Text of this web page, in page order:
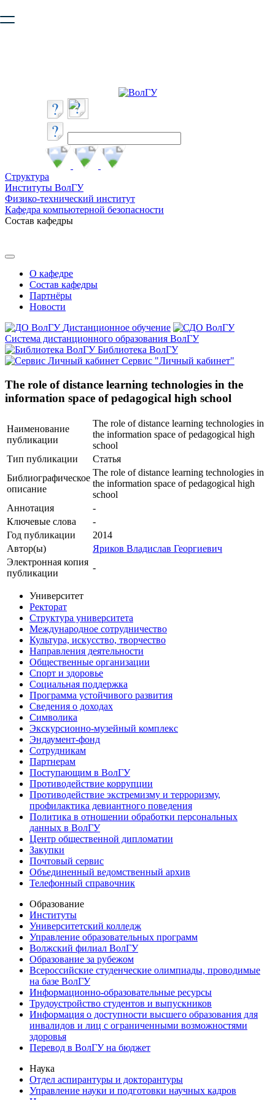
безопасную работу с сайтом. Пожалуйста
Структура
Институты ВолГУ
Физико-технический институт
Кафедра компьютерной безопасности
Состав кафедры
О кафедре
Состав кафедры
Партнёры
Новости
Дистанционное обучение
Система дистанционного образования ВолГУ
Библиотека ВолГУ
Сервис "Личный кабинет"
The role of distance learning technologies in the
information space of pedagogical high school
Наименование
публикации
The role of distance learning technologies in
the information space of pedagogical high
school
Тип публикации
Статья
Библиографическое
описание
The role of distance learning technologies in
the information space of pedagogical high
school
Аннотация
-
Ключевые cлова
-
Год публикации
2014
Автор(ы)
Яриков Владислав Георгиевич
Электронная копия
публикации
-
Университет
Ректорат
Структура университета
Международное сотрудничество
Культура, искусство, творчество
Направления деятельности
Общественные организации
Спорт и здоровье
Социальная поддержка
Программа устойчивого развития
Сведения о доходах
Символика
Экскурсионно-музейный комплекс
Эндаумент-фонд
Сотрудникам
Партнерам
Поступающим в ВолГУ
Противодействие коррупции
Противодействие экстремизму и терроризму,
профилактика девиантного поведения
Политика в отношении обработки персональных
данных в ВолГУ
Центр общественной дипломатии
Закупки
Почтовый сервис
Объединенный ведомственный архив
Телефонный справочник
Образование
Институты
Университетский колледж
Управление образовательных программ
Волжский филиал ВолГУ
Образование за рубежом
Всероссийские студенческие олимпиады, проводимые
на базе ВолГУ
Информационно-образовательные ресурсы
Трудоустройство студентов и выпускников
Информация о доступности высшего образования для
инвалидов и лиц с ограниченными возможностями
здоровья
Перевод в ВолГУ на бюджет
Наука
Отдел аспирантуры и докторантуры
Управление науки и подготовки научных кадров